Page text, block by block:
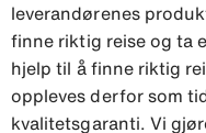
leverandørenes
finne riktig reise og ta
hjelp til å finne riktig
oppleves derfor som
kvalitetsgaranti. Vi